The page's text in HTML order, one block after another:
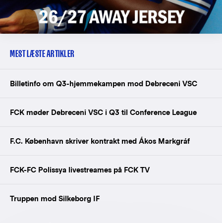
MEST LÆSTE ARTIKLER
Billetinfo om Q3-hjemmekampen mod Debreceni VSC
FCK møder Debreceni VSC i Q3 til Conference League
F.C. København skriver kontrakt med Ákos Markgráf
FCK-FC Polissya livestreames på FCK TV
Truppen mod Silkeborg IF